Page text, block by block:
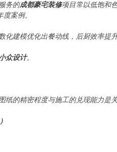
务的成都豪宅装修项目常以低饱和
案例。
化建模优化出餐动线，后厨效率提
众设计。
纸的精密程度与施工的兑现能力是